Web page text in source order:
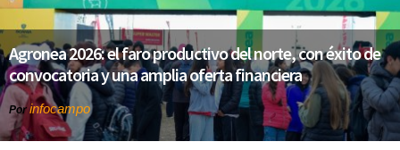
Agronea 2026: el faro productivo del norte, con éxito de
convocatoria y una amplia oferta financiera
Por infocampo